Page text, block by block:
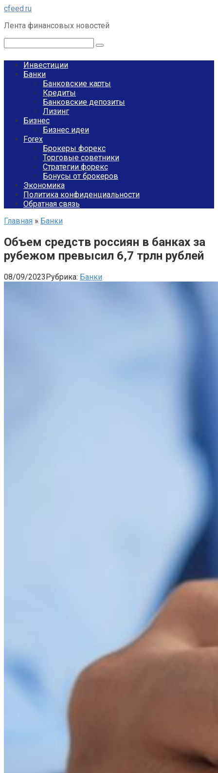
Перейти
контенту
cfeed.ru
Лента финансовых новостей
Инвестиции
Банки
Банковские карты
Кредиты
Банковские депозиты
Лизинг
Бизнес
Бизнес идеи
Forex
Брокеры форекс
Торговые советники
Стратегии форекс
Бонусы от брокеров
Экономика
Политика конфиденциальности
Обратная связь
Главная » Банки
Объем средств россиян в банках за
рубежом превысил 6,7 трлн рублей
08/09/2023Рубрика: Банки